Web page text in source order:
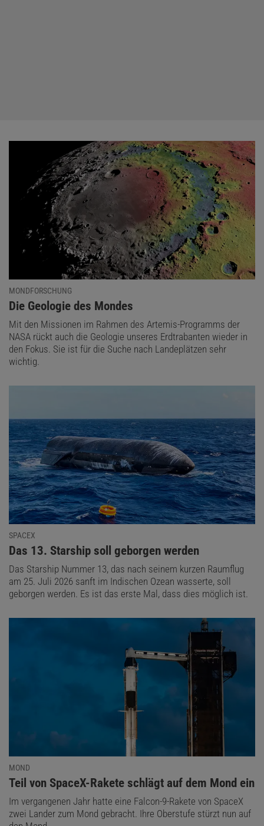
MONDFORSCHUNG
:
Die Geologie des Mondes
Mit den Missionen im Rahmen des Artemis-Programms der
NASA rückt auch die Geologie unseres Erdtrabanten wieder in
den Fokus. Sie ist für die Suche nach Landeplätzen sehr
wichtig.
SPACEX
:
Das 13. Starship soll geborgen werden
Das Starship Nummer 13, das nach seinem kurzen Raumflug
am 25. Juli 2026 sanft im Indischen Ozean wasserte, soll
geborgen werden. Es ist das erste Mal, dass dies möglich ist.
MOND
:
Teil von SpaceX-Rakete schlägt auf dem Mond ein
Im vergangenen Jahr hatte eine Falcon-9-Rakete von SpaceX
zwei Lander zum Mond gebracht. Ihre Oberstufe stürzt nun auf